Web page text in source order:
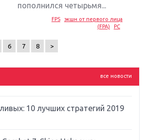
пополнился четырьмя...
FPS
экшн от первого лица
(FPA)
PC
6 7 8 >
все новости
Switch: Labo, South Park и
нельзя ругать
10 лучших стратегий 2019